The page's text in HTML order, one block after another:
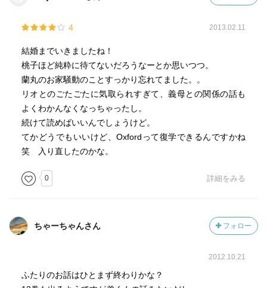
4 2013.02.11
結婚までいきましたね！
桃子ほど純粋に待てないだろうなーとか思いつつ。
蘭丸のお家騒動のことすっかり忘れてました。。
リオとのごたごたに気取られすぎて、義母との関係の話も
よくわかんなくなっちゃったし。
続けて読めばいいんでしょうけど。
てかどうでもいいけど、Oxfordって復学できるんですかね
笑 入り直したのかな。
0 詳細をみる
ちゃーちゃんさん フォロー
2012.10.21
ふたりのお話はひとまず終わりかな？